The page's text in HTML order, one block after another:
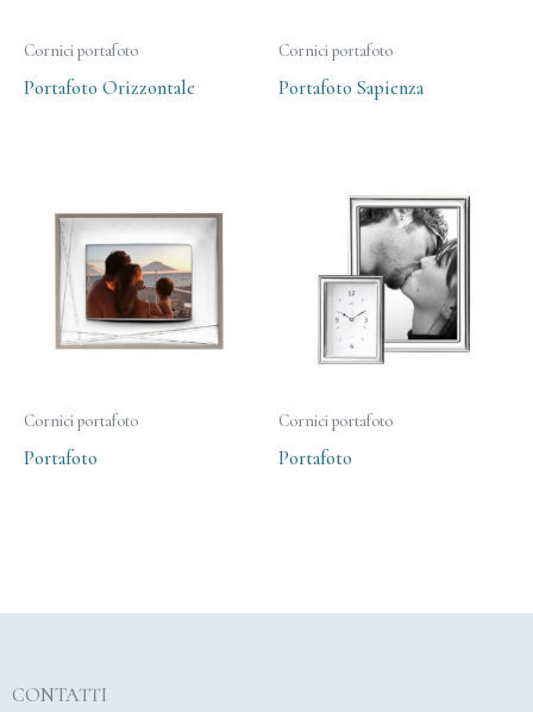
Cornici portafoto
Portafoto Orizzontale
Cornici portafoto
Portafoto Sapienza
Cornici portafoto
Portafoto
Cornici portafoto
Portafoto
CONTATTI